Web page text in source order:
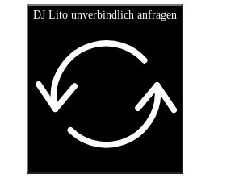
DJ Lito unverbindlich anfragen